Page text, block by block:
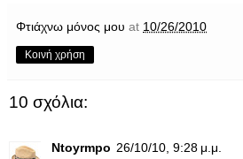
Φτιάχνω μόνος μου at 10/26/2010
Κοινή χρήση
10 σχόλια:
Ntoyrmpo 26/10/10, 9:28 μ.μ.